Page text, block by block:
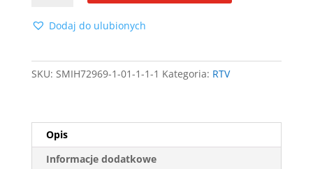
I
Dodaj do ulubionych
SKU: SMIH72969-1-01-1-1-1 Kategoria: RTV
Opis
Informacje dodatkowe